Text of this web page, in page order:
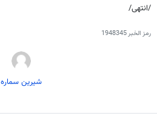
/انتهى/
رمز الخبر1948345
شیرین سماره